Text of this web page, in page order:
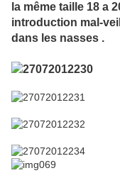
la même taille 18 a
introduction mal-
dans les nasses .